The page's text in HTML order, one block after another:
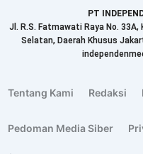
b
o
o
t
e
r
PT
Jl. R.S. Fatmawati Raya No.
Selatan, Daerah Khusus
Tentang Kami Redaksi
Pedoman Media Siber